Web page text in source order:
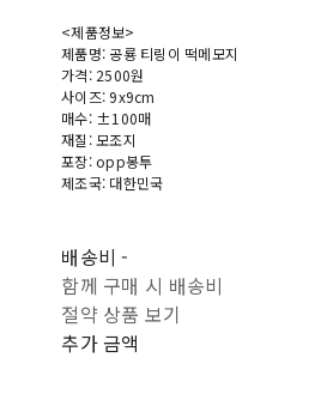
<제품정보>
제품명: 공룡 티링이 떡메모지
가격: 2500원
사이즈: 9x9cm
매수: ±100매
재질: 모조지
포장: opp봉투
제조국: 대한민국
배송비-
함께 구매 시 배송비
절약 상품 보기
추가 금액